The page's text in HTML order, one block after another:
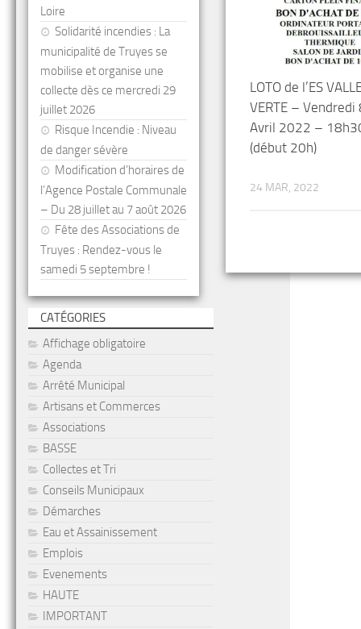
LOTO de l’ES
VERTE – Vendredi
Avril 2022 –
(début 20h)
24 MAR, 2022
Loire
Solidarité incendies : La
municipalité de Truyes se
mobilise et organise une
collecte dès ce mercredi 29
juillet 2026
Risque Incendie : Niveau
de danger sévère
Modification d’horaires de
l’Agence Postale Communale
– Du 28 juillet au 7 août 2026
Fête des Associations de
Truyes : Rendez-vous le
samedi 5 septembre !
CATÉGORIES
Affichage obligatoire
Agenda
Arrêté Municipal
Artisans et Commerces
Associations
BASSE
Collectes et Tri
Conseils Municipaux
Démarches
Eau et Assainissement
Emplois
Evenements
HAUTE
IMPORTANT